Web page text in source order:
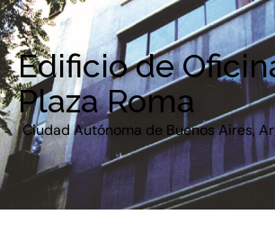
Edificio de
Plaza Roma
Ciudad Autónoma de Buenos Aires,